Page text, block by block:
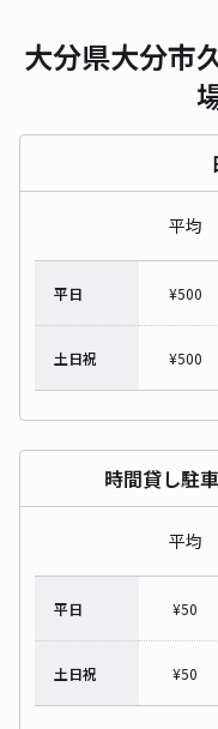
大分県大分市
平均
平日 ¥500
土日祝 ¥500
時間貸し駐
平均
平日 ¥50
土日祝 ¥50